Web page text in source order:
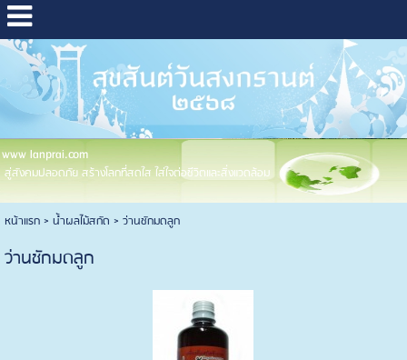
www lanprai.com
สู่สังคมปลอดภัย สร้างโลกที่สดใส ใส่ใจต่อชีวิตและสิ่งแวดล้อม
หน้าแรก> น้ำผลไม้สกัด > ว่านชักมดลูก
ว่านชักมดลูก